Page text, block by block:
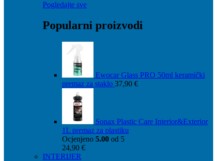
Pogledajte sve
Popularni proizvodi
Ewocar Glass PRO 50ml keramički
premaz za staklo 37,90 €
Sonax Plastic Care Interior&Exterior
1L premaz za plastiku
Ocjenjeno 5.00 od 5
24,90 €
INTERIJER